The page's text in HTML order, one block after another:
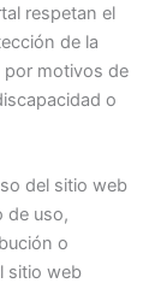
respetan el
de la
por motivos de
o
del sitio web
de uso,
o
sitio web